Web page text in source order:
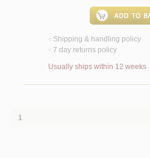
< Shipping & handling policy
< 7 day returns policy
Usually ships within 12 weeks
1